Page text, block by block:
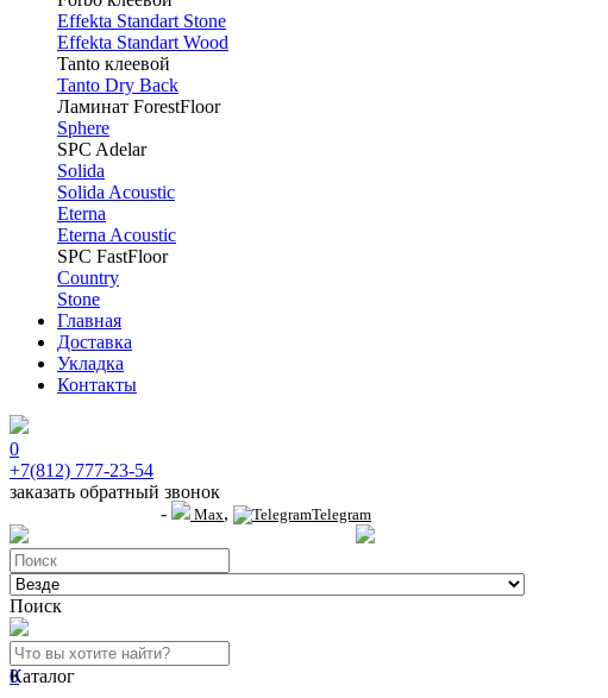
Effekta Standart Stone
Effekta Standart Wood
Tanto клеевой
Tanto Dry Back
Ламинат ForestFloor
Sphere
SPC Adelar
Solida
Solida Acoustic
Eterna
Eterna Acoustic
SPC FastFloor
Country
Stone
Главная
Доставка
Укладка
Контакты
0
+7(812) 777-23-54
заказать обратный звонок
- Max, Telegram
Поиск
0
Каталог